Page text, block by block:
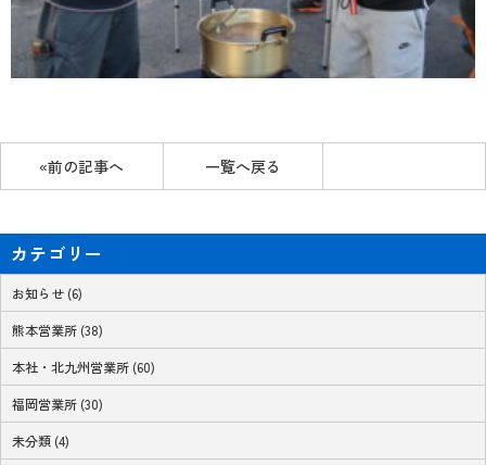
«前の記事へ 一覧へ戻る
カテゴリー
お知らせ (6)
熊本営業所 (38)
本社・北九州営業所 (60)
福岡営業所 (30)
未分類 (4)